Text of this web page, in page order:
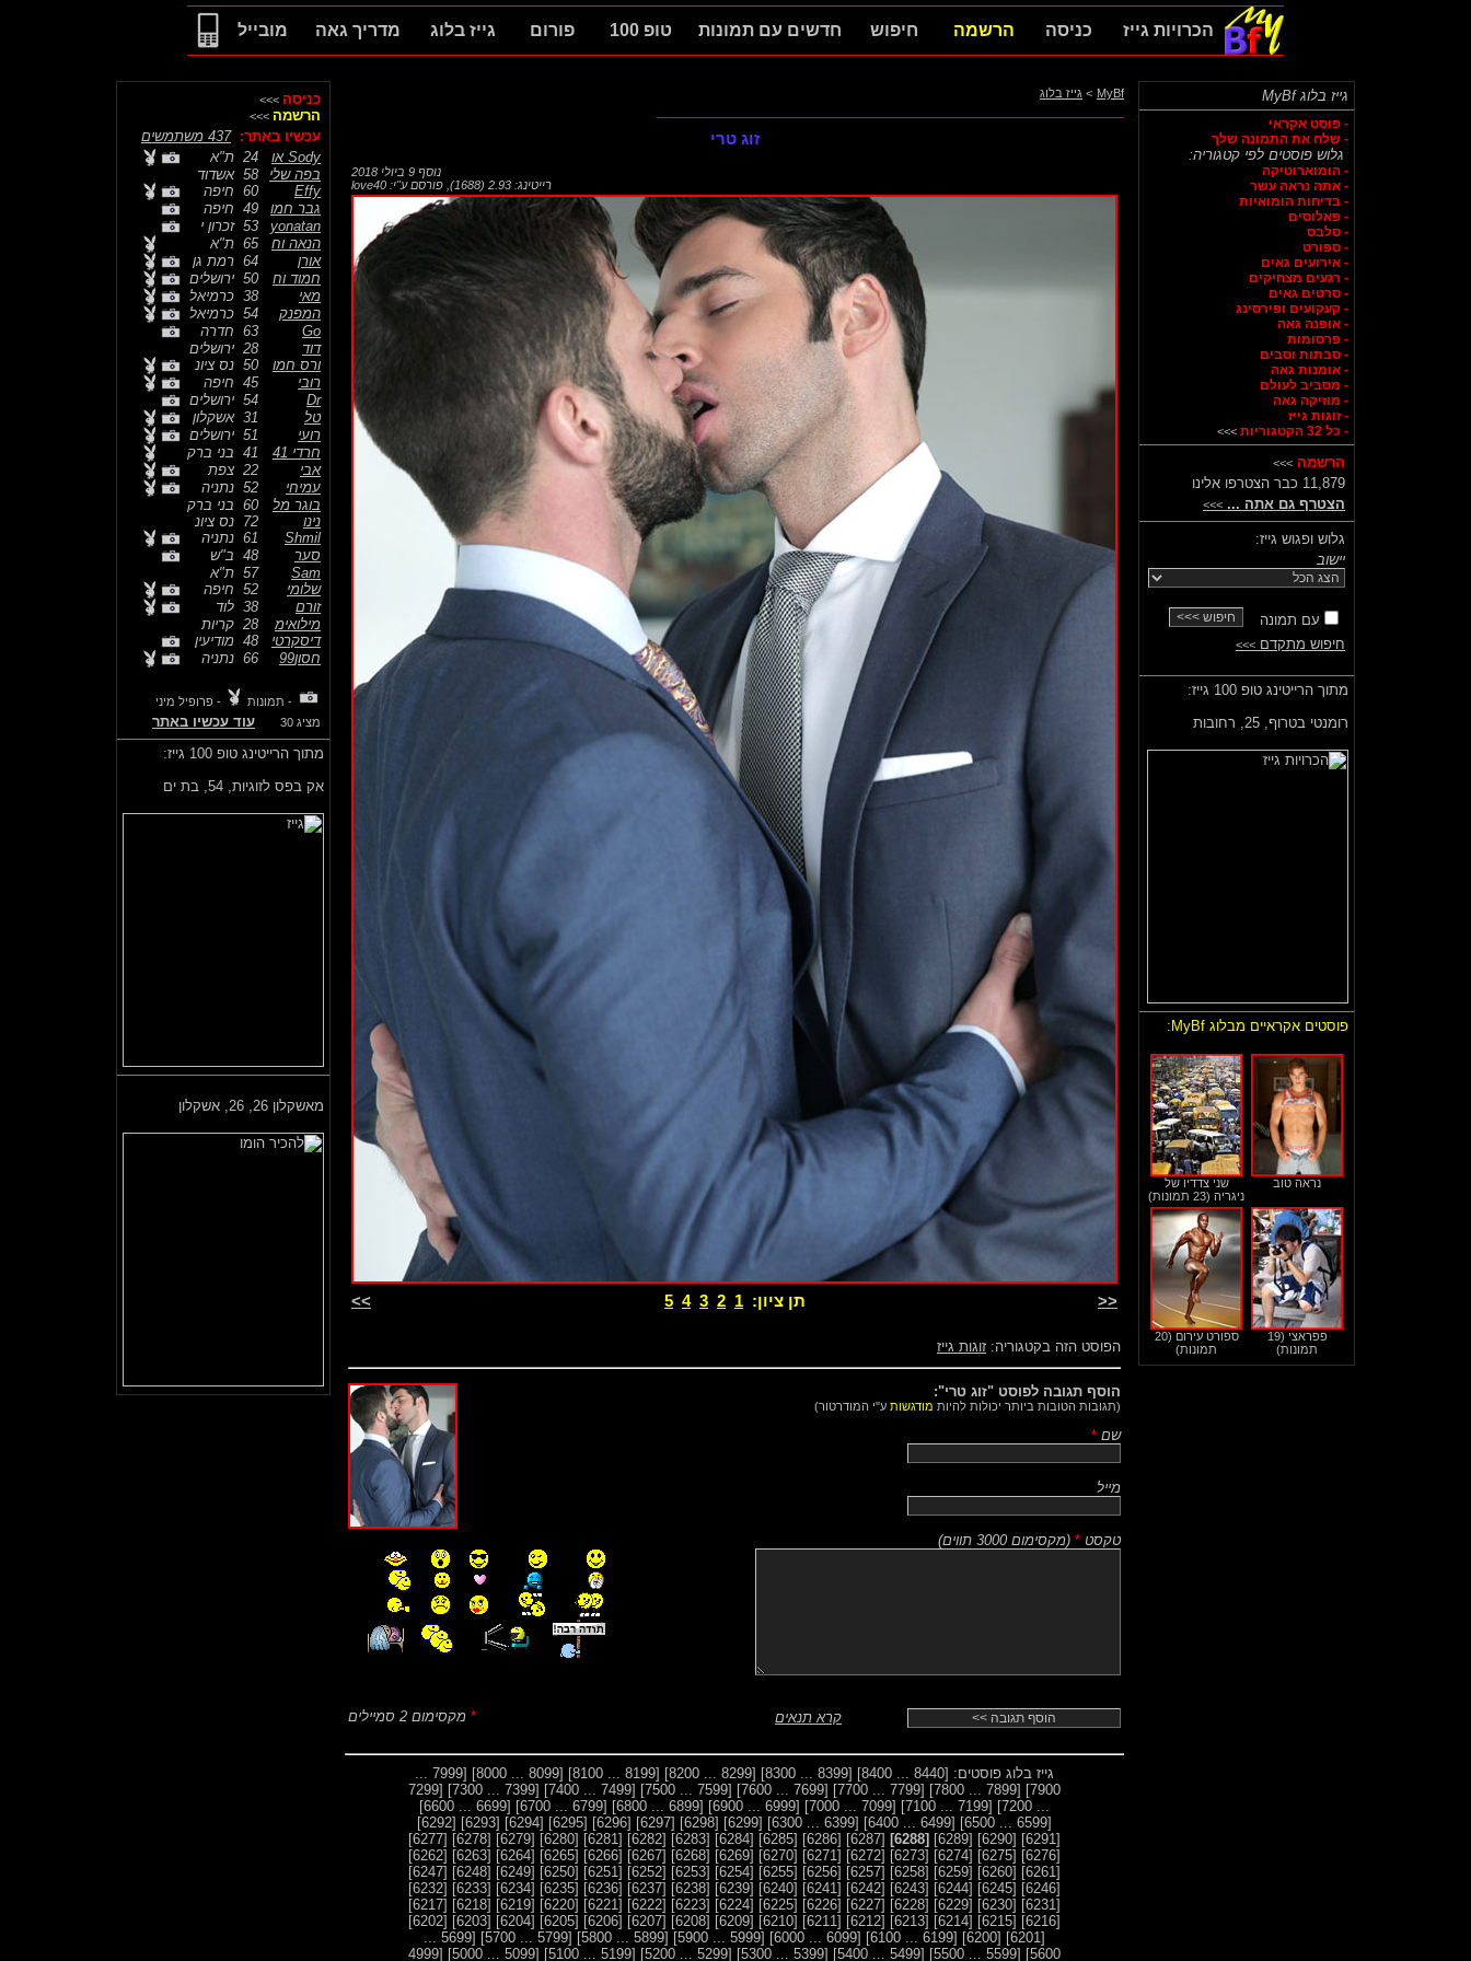
הכרויות גייז כניסה הרשמה חיפוש חדשים עם תמונות טופ 100 פורום גייז בלוג מדריך גאה מובייל
גייז בלוג MyBf
- פוסט אקראי
- שלח את התמונה שלך
גלוש פוסטים לפי קטגוריה:
- הומוארוטיקה
- אתה נראה עשר
- בדיחות הומואיות
- פאלוסים
- סלבס
- ספורט
- אירועים גאים
- רגעים מצחיקים
- סרטים גאים
- קעקועים ופירסינג
- אופנה גאה
- פרסומות
- סבתות וסבים
- אומנות גאה
- מסביב לעולם
- מוזיקה גאה
- זוגות גייז
- כל 32 הקטגוריות
>>>
הרשמה >>>
11,879 כבר הצטרפו אלינו
הצטרף גם אתה ... >>>
גלוש ופגוש גייז:
יישוב
עם תמונה
חיפוש מתקדם >>>
מתוך הרייטינג טופ 100 גייז:
רומנטי בטרוף, 25, רחובות
פוסטים אקראיים מבלוג MyBf:
נראה טוב
שני צדדיו של
ניגריה (23 תמונות)
פפראצי (19
תמונות)
ספורט עירום (20
תמונות)
MyBf
> גייז בלוג
זוג טרי
נוסף 9 ביולי 2018
רייטינג: 2.93 (1688)
פורסם ע"י: love40
<< תן ציון: 1
2
3
4
5
>>
הפוסט הזה בקטגוריה: זוגות גייז
הוסף תגובה לפוסט "זוג טרי":
(תגובות הטובות ביותר יכולות להיות מודגשות ע"י המודרטור)
שם *
מייל
טקסט *
(מקסימום 3000 תווים )
קרא תנאים * מקסימום 2 סמיילים
גייז בלוג פוסטים: [8440 ... 8400]
[8399 ... 8300]
[8299 ... 8200]
[8199 ... 8100]
[8099 ... 8000]
[7999 ...
7900]
[7899 ... 7800]
[7799 ... 7700]
[7699 ... 7600]
[7599 ... 7500]
[7499 ... 7400]
[7399 ... 7300]
[7299
... 7200]
[7199 ... 7100]
[7099 ... 7000]
[6999 ... 6900]
[6899 ... 6800]
[6799 ... 6700]
[6699 ... 6600]
[6599 ... 6500]
[6499 ... 6400]
[6399 ... 6300]
[6299]
[6298]
[6297]
[6296]
[6295]
[6294]
[6293]
[6292]
[6291]
[6290]
[6289]
[6288]
[6287]
[6286]
[6285]
[6284]
[6283]
[6282]
[6281]
[6280]
[6279]
[6278]
[6277]
[6276]
[6275]
[6274]
[6273]
[6272]
[6271]
[6270]
[6269]
[6268]
[6267]
[6266]
[6265]
[6264]
[6263]
[6262]
[6261]
[6260]
[6259]
[6258]
[6257]
[6256]
[6255]
[6254]
[6253]
[6252]
[6251]
[6250]
[6249]
[6248]
[6247]
[6246]
[6245]
[6244]
[6243]
[6242]
[6241]
[6240]
[6239]
[6238]
[6237]
[6236]
[6235]
[6234]
[6233]
[6232]
[6231]
[6230]
[6229]
[6228]
[6227]
[6226]
[6225]
[6224]
[6223]
[6222]
[6221]
[6220]
[6219]
[6218]
[6217]
[6216]
[6215]
[6214]
[6213]
[6212]
[6211]
[6210]
[6209]
[6208]
[6207]
[6206]
[6205]
[6204]
[6203]
[6202]
[6201]
[6200]
[6199 ... 6100]
[6099 ... 6000]
[5999 ... 5900]
[5899 ... 5800]
[5799 ... 5700]
[5699 ...
5600]
[5599 ... 5500]
[5499 ... 5400]
[5399 ... 5300]
[5299 ... 5200]
[5199 ... 5100]
[5099 ... 5000]
[4999
כניסה >>>
הרשמה >>>
עכשיו באתר: 437 משתמשים
Sody או
ת"א
בפה שלי
אשדוד
Effy
חיפה
גבר חמו
חיפה
yonatan
זכרון י
הנאה וח
65
ת"א
אורן
רמת גן
חמוד וח
ירושלים
מאי
כרמיאל
המפנק
כרמיאל
Go
חדרה
דוד
ירושלים
ורס חמו
נס ציונ
רובי
45
חיפה
Dr
ירושלים
טל
אשקלון
רועי
ירושלים
חרדי 41
בני ברק
אבי
צפת
עמיחי
נתניה
בוגר מל
בני ברק
נינו
נס ציונ
Shmil
נתניה
סער
ב"ש
Sam
57
ת"א
שלומי
חיפה
זורם
לוד
מילואימ
קריות
דיסקרטי
מודיעין
חסון99
נתניה
- תמונות
- פרופיל מיני
מציג 30
עוד עכשיו באתר
מתוך הרייטינג טופ 100 גייז:
אק בפס לזוגיות, 54, בת ים
מאשקלון 26, 26, אשקלון